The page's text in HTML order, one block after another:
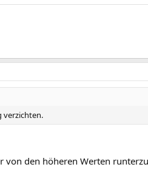
verzichten.
von den höheren Werten